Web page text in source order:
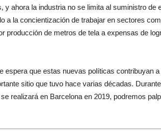
y ahora la industria no se limita al suministro de
a la concientización de trabajar en sectores
producción de metros de tela a expensas de
espera que estas nuevas políticas contribuyan
sitio que tuvo hace varias décadas.
realizará en Barcelona en 2019, podremos